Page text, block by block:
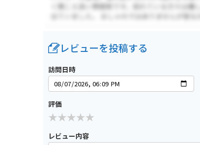
レビューを投稿する
訪問日時
評価
レビュー内容